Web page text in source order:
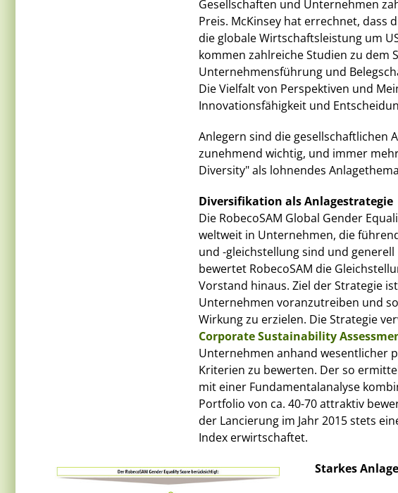
Gesellschaften und Unternehmen
Preis. McKinsey hat errechnet, dass
die globale Wirtschaftsleistung um
kommen zahlreiche Studien zu dem
Unternehmensführung und
Die Vielfalt von Perspektiven und
Innovationsfähigkeit und
Anlegern sind die gesellschaftlichen
zunehmend wichtig, und immer
Diversity" als lohnendes
Diversifikation als Anlagestrategie
Die RobecoSAM Global Gender
weltweit in Unternehmen, die
und -gleichstellung sind und
bewertet RobecoSAM die
Vorstand hinaus. Ziel der Strategie
Unternehmen voranzutreiben und
Wirkung zu erzielen. Die Strategie
Corporate Sustainability
Unternehmen anhand wesentlicher
Kriterien zu bewerten. Der so
mit einer Fundamentalanalyse
Portfolio von ca. 40-70 attraktiv
der Lancierung im Jahr 2015 stets
Index erwirtschaftet.
Starkes